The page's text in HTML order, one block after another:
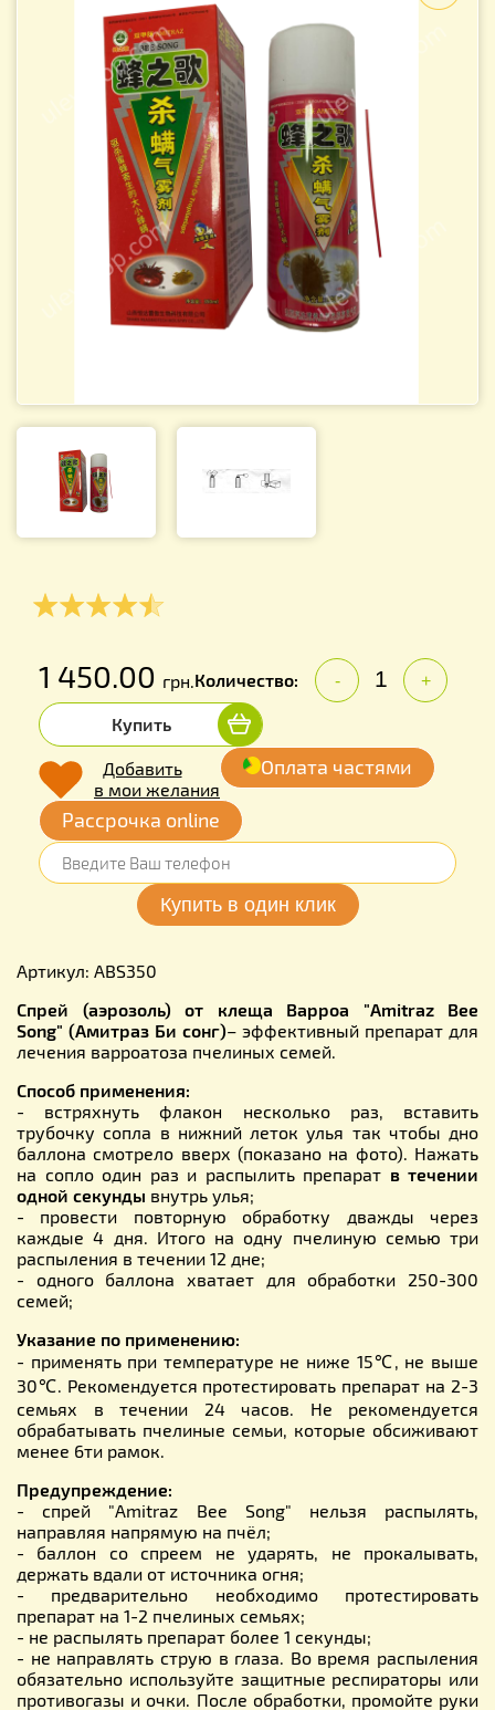
1 450.00 грн.Количество: - +
Купить
Добавить
в мои желания
Оплата частями
Рассрочка online
Артикул: ABS350
Спрей (аэрозоль) от клеща Варроа "Amitraz Bee
Song" (Амитраз Би сонг)– эффективный препарат для
лечения варроатоза пчелиных семей.
Способ применения:
- встряхнуть флакон несколько раз, вставить
трубочку сопла в нижний леток улья так чтобы дно
баллона смотрело вверх (показано на фото). Нажать
на сопло один раз и распылить препарат в течении
одной секунды внутрь улья;
- провести повторную обработку дважды через
каждые 4 дня. Итого на одну пчелиную семью три
распыления в течении 12 дне;
- одного баллона хватает для обработки 250-300
семей;
Указание по применению:
- применять при температуре не ниже 15℃, не выше
30℃. Рекомендуется протестировать препарат на 2-3
семьях в течении 24 часов. Не рекомендуется
обрабатывать пчелиные семьи, которые обсиживают
менее 6ти рамок.
Предупреждение:
- спрей "Amitraz Bee Song" нельзя распылять,
направляя напрямую на пчёл;
- баллон со спреем не ударять, не прокалывать,
держать вдали от источника огня;
- предварительно необходимо протестировать
препарат на 1-2 пчелиных семьях;
- не распылять препарат более 1 секунды;
- не направлять струю в глаза. Во время распыления
обязательно используйте защитные респираторы или
противогазы и очки. После обработки, промойте руки